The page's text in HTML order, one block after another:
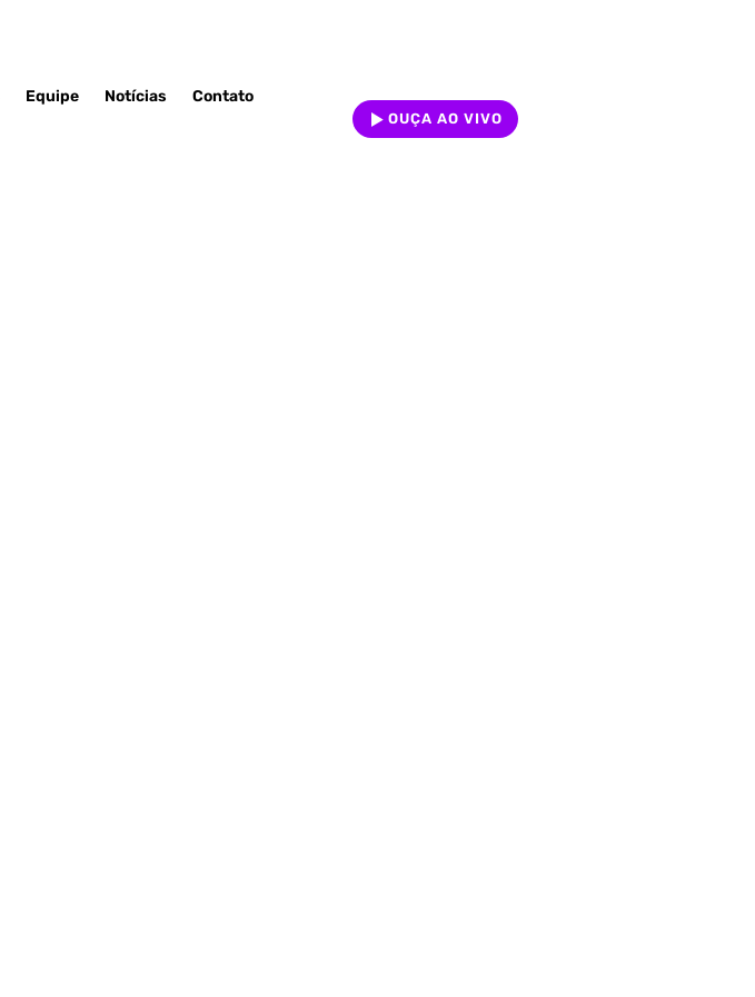
Equipe Notícias Contato
OUÇA AO VIVO